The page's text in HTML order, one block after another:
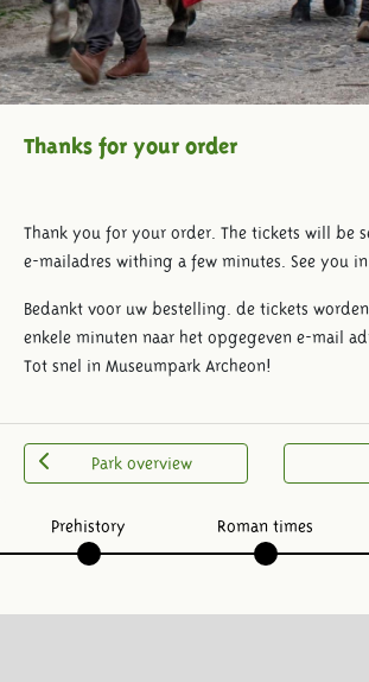
Thanks for your order
Thank you for your order. The tickets will be
e-mailadres withing a few minutes. See you
Bedankt voor uw bestelling. de tickets
enkele minuten naar het opgegeven e-mail
Tot snel in Museumpark Archeon!
Park overview
Prehistory Roman times